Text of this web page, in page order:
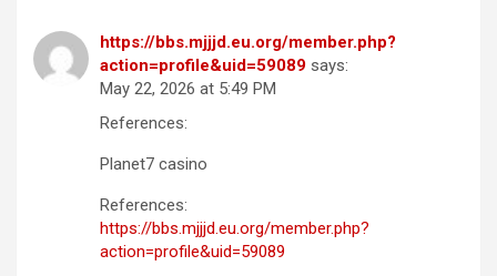
https://bbs.mjjjd.eu.org/member.php?
action=profile&uid=59089 says:
May 22, 2026 at 5:49 PM
References:
Planet7 casino
References:
https://bbs.mjjjd.eu.org/member.php?
action=profile&uid=59089